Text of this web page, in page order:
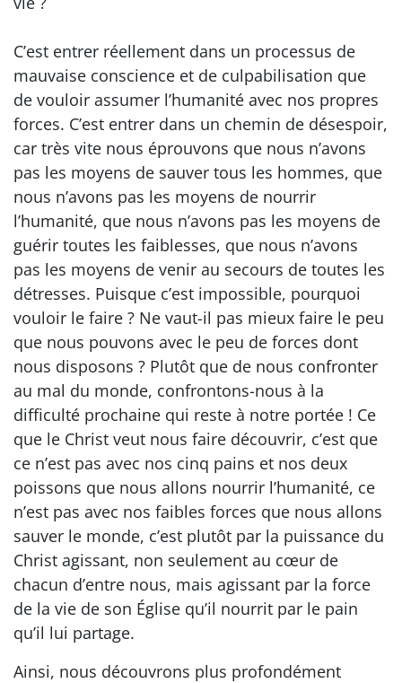
C’est entrer réellement dans un processus de
mauvaise conscience et de culpabilisation que
de vouloir assumer l’humanité avec nos propres
forces. C’est entrer dans un chemin de désespoir,
car très vite nous éprouvons que nous n’avons
pas les moyens de sauver tous les hommes, que
nous n’avons pas les moyens de nourrir
l’humanité, que nous n’avons pas les moyens de
guérir toutes les faiblesses, que nous n’avons
pas les moyens de venir au secours de toutes les
détresses. Puisque c’est impossible, pourquoi
vouloir le faire ? Ne vaut-il pas mieux faire le peu
que nous pouvons avec le peu de forces dont
nous disposons ? Plutôt que de nous confronter
au mal du monde, confrontons-nous à la
difficulté prochaine qui reste à notre portée ! Ce
que le Christ veut nous faire découvrir, c’est que
ce n’est pas avec nos cinq pains et nos deux
poissons que nous allons nourrir l’humanité, ce
n’est pas avec nos faibles forces que nous allons
sauver le monde, c’est plutôt par la puissance du
Christ agissant, non seulement au cœur de
chacun d’entre nous, mais agissant par la force
de la vie de son Église qu’il nourrit par le pain
qu’il lui partage.
Ainsi, nous découvrons plus profondément